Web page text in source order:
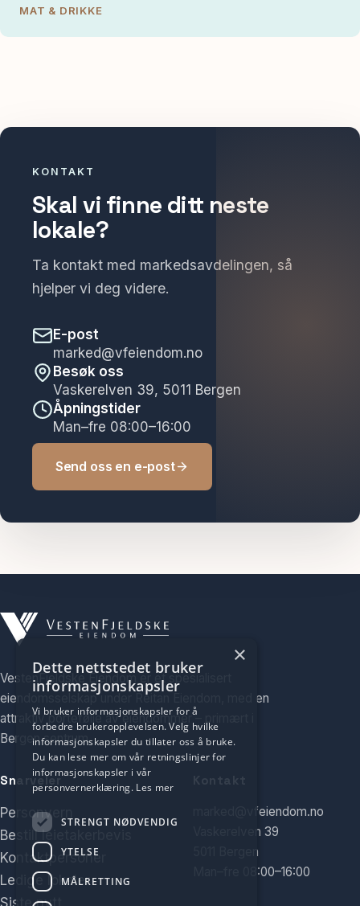
MAT & DRIKKE
KONTAKT
Skal vi finne ditt neste
lokale?
Ta kontakt med markedsavdelingen, så
hjelper vi deg videre.
E-post
marked@vfeiendom.no
Besøk oss
Vaskerelven 39, 5011 Bergen
Åpningstider
Man–fre 08:00–16:00
Send oss en e-post
VestenFjeldske Eiendom er et spesialisert
eiendomsselskap under Reitan Eiendom, med en
attraktiv portefølje av eiendommer – primært i
Bergen sentrum.
Snarveier
Personvern
Bestill leietakerbevis
Kontaktpersoner
Ledige lokaler
Siste nytt
marked@vfeiendom.no
Vaskerelven 39
5011 Bergen
Man–fre 08:00–16:00
×
Dette nettstedet bruker
informasjonskapsler
Vi bruker informasjonskapsler for å
forbedre brukeropplevelsen. Velg hvilke
informasjonskapsler du tillater oss å bruke.
Du kan lese mer om vår retningslinjer for
informasjonskapsler i vår
personvernerklæring. Les mer
STRENGT NØDVENDIG
YTELSE
MÅLRETTING